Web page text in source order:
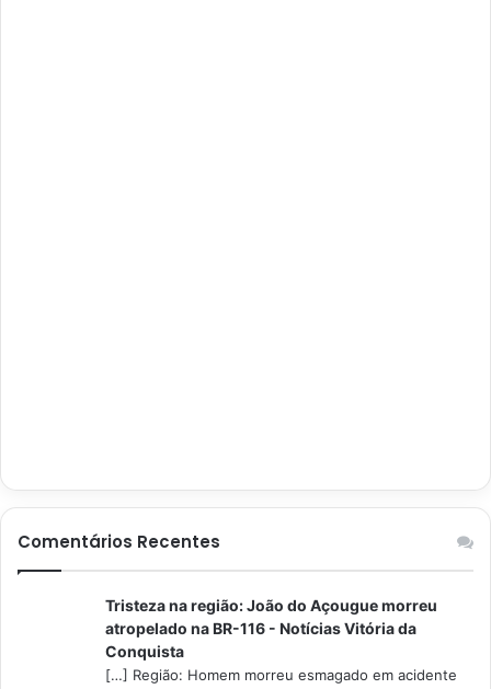
Comentários Recentes
Tristeza na região: João do Açougue morreu
atropelado na BR-116 - Notícias Vitória da
Conquista
[…] Região: Homem morreu esmagado em acidente